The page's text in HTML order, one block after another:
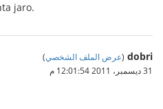
jaro.
dobri
(عرض الملف الشخصي)
31 ديسمبر، 2011 12:01:54 م